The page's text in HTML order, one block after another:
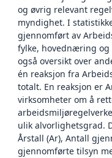
og øvrig relevant
myndighet. I
gjennomført av
fylke, hovednæring og
også oversikt over
én reaksjon fra
totalt. En reaksjon er
virksomheter om å
ulik alvorlighetsgrad.
Årstall (Ar), Antall
gjennomførte tilsyn